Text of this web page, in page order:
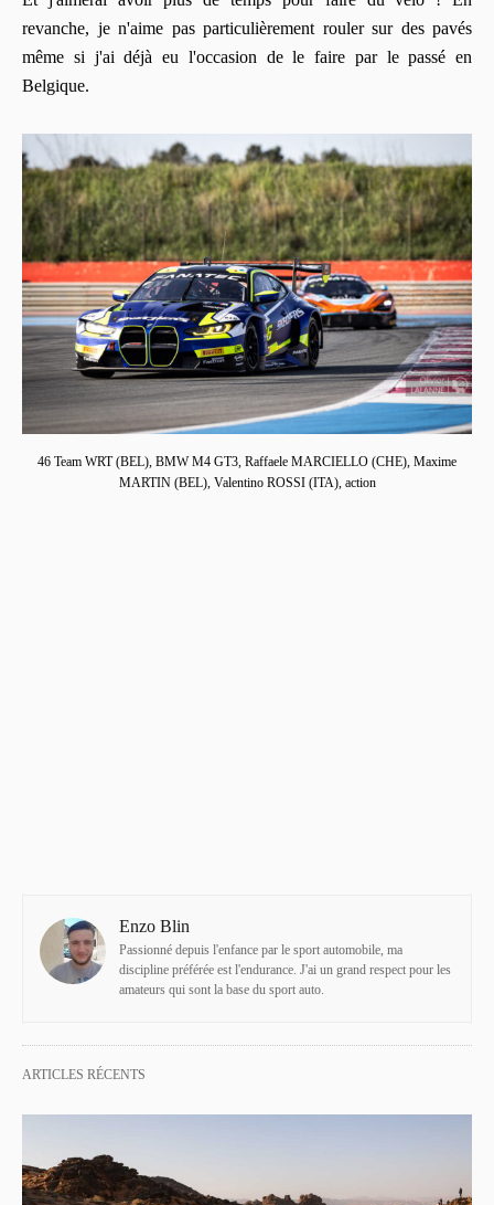
revanche, je n'aime pas particulièrement rouler sur des pavés
même si j'ai déjà eu l'occasion de le faire par le passé en
Belgique.
46 Team WRT (BEL), BMW M4 GT3, Raffaele MARCIELLO (CHE), Maxime
MARTIN (BEL), Valentino ROSSI (ITA), action
Enzo Blin
Passionné depuis l'enfance par le sport automobile, ma
discipline préférée est l'endurance. J'ai un grand respect pour les
amateurs qui sont la base du sport auto.
ARTICLES RÉCENTS